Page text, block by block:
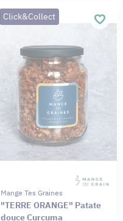
Click&Collect
Mange Tes Graines
"TERRE ORANGE" Patate
douce Curcuma